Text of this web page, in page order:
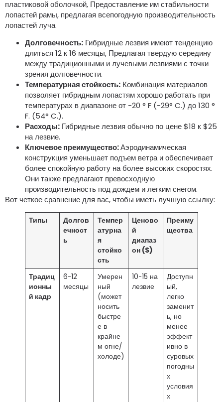
пластиковой оболочкой, Предоставление им стабильности
лопастей рамы, предлагая всепогодную производительность
лопастей луча.
Долговечность: Гибридные лезвия имеют тенденцию
длиться 12 к 16 месяцы, Предлагая твердую середину
между традиционными и лучевыми лезвиями с точки
зрения долговечности.
Температурная стойкость: Комбинация материалов
позволяет гибридным лопастям хорошо работать при
температурах в диапазоне от -20 ° F (-29° C.) до 130 °
F. (54° C.).
Расходы: Гибридные лезвия обычно по цене $18 к $25
на лезвие.
Ключевое преимущество:Аэродинамическая
конструкция уменьшает подъем ветра и обеспечивает
более спокойную работу на более высоких скоростях.
Они также предлагают превосходную
производительность под дождем и легким снегом.
Вот четкое сравнение для вас, чтобы иметь лучшую ссылку:
Типы
Долгов
ечност
ь
Темпер
атурна
я
стойко
сть
Ценово
й
диапаз
он ($)
Преиму
щества
Традиц
ионны
й кадр
6-12
месяцы
Умерен
ный
(может
носить
быстре
е в
крайне
м огне/
холоде)
10-15 на
лезвие
Доступн
ый,
легко
заменит
ь, но
менее
эффект
ивно в
суровых
погодны
х
условия
х